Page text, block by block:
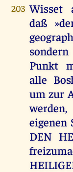
203 Wisset
daß
Punkt
alle
um zur
eigenen
DEN